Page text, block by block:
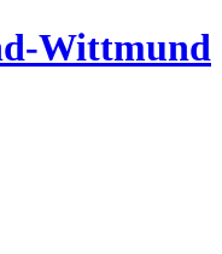
Wittmund